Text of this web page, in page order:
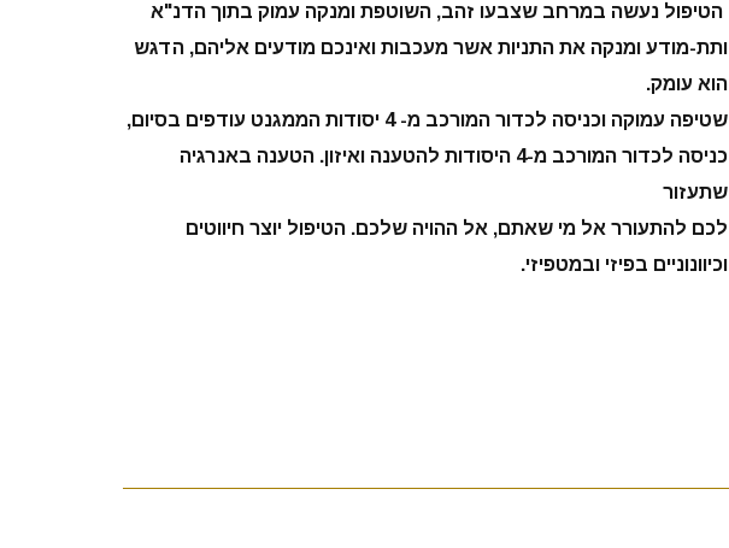
הטיפול נעשה במרחב שצבעו זהב, השוטפת ומנקה עמוק בתוך הדנ"א
ותת-מודע ומנקה את התניות אשר מעכבות ואינכם מודעים אליהם, הדגש
הוא עומק.
שטיפה עמוקה וכניסה לכדור המורכב מ- 4 יסודות הממגנט עודפים בסיום,
כניסה לכדור המורכב מ-4 היסודות להטענה ואיזון. הטענה באנרגיה
שתעזור
לכם להתעורר אל מי שאתם, אל ההויה שלכם. הטיפול יוצר חיווטים
וכיוונוניים בפיזי ובמטפיזי.